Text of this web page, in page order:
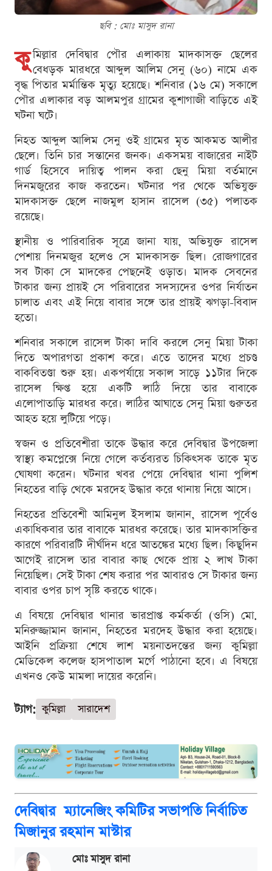
ছবি : মোঃ মাসুদ রানা
কু মিল্লার দেবিদ্বার পৌর এলাকায় মাদকাসক্ত ছেলের
বেধড়ক মারধরে আব্দুল আলিম সেনু (৬০) নামে এক
বৃদ্ধ পিতার মর্মান্তিক মৃত্যু হয়েছে। শনিবার (১৬ মে) সকালে
পৌর এলাকার বড় আলমপুর গ্রামের কুশাগাজী বাড়িতে এই
ঘটনা ঘটে।
​নিহত আব্দুল আলিম সেনু ওই গ্রামের মৃত আকমত আলীর
ছেলে। তিনি চার সন্তানের জনক। একসময় বাজারের নাইট
গার্ড হিসেবে দায়িত্ব পালন করা ছেনু মিয়া বর্তমানে
দিনমজুরের কাজ করতেন। ঘটনার পর থেকে অভিযুক্ত
মাদকাসক্ত ছেলে নাজমুল হাসান রাসেল (৩৫) পলাতক
রয়েছে।
​স্থানীয় ও পারিবারিক সূত্রে জানা যায়, অভিযুক্ত রাসেল
পেশায় দিনমজুর হলেও সে মাদকাসক্ত ছিল। রোজগারের
সব টাকা সে মাদকের পেছনেই ওড়াত। মাদক সেবনের
টাকার জন্য প্রায়ই সে পরিবারের সদস্যদের ওপর নির্যাতন
চালাত এবং এই নিয়ে বাবার সঙ্গে তার প্রায়ই ঝগড়া-বিবাদ
হতো।
​শনিবার সকালে রাসেল টাকা দাবি করলে সেনু মিয়া টাকা
দিতে অপারগতা প্রকাশ করে। এ‌তে তাদের মধ্যে প্রচণ্ড
বাকবিতণ্ডা শুরু হয়। একপর্যায়ে সকাল সাড়ে ১১টার দিকে
রাসেল ক্ষিপ্ত হয়ে একটি লাঠি দিয়ে তার বাবাকে
এলোপাতাড়ি মারধর করে। লাঠির আঘাতে সেনু মিয়া গুরুতর
আহত হয়ে লু‌টি‌য়ে প‌ড়ে।
স্বজন ও প্রতিবেশীরা তাকে উদ্ধার করে দেবিদ্বার উপজেলা
স্বাস্থ্য কমপ্লেক্সে নিয়ে গে‌লে কর্তব্যরত চিকিৎসক তাকে মৃত
ঘোষণা করেন। ঘটনার খবর পেয়ে দেবিদ্বার থানা পুলিশ
নিহতের বাড়ি থেকে মরদেহ উদ্ধার করে থানায় নিয়ে আসে।
নিহতের প্রতিবেশী আমিনুল ইসলাম জানান, রাসেল পূর্বেও
একাধিকবার তার বাবাকে মারধর করেছে। তার মাদকাসক্তির
কারণে পরিবারটি দীর্ঘদিন ধরে আতঙ্কের মধ্যে ছিল। কিছুদিন
আগেই রাসেল তার বাবার কাছ থেকে প্রায় ২ লাখ টাকা
নিয়েছিল। সেই টাকা শেষ করার পর আবারও সে টাকার জন্য
বাবার ওপর চাপ সৃষ্টি করতে থাকে।
​এ বিষয়ে দেবিদ্বার থানার ভারপ্রাপ্ত কর্মকর্তা (ওসি) মো.
মনিরুজ্জামান জানান, নিহ‌তের মরদেহ উদ্ধার করা হয়েছে।
আইনি প্রক্রিয়া শেষে লাশ ময়নাতদন্তের জন্য কুমিল্লা
মেডিকেল কলেজ হাসপাতাল মর্গে পাঠানো হবে। এ বিষ‌য়ে
এখনও কেউ মামলা দায়ের করে‌নি।
ট্যাগ: কুমিল্লা সারাদেশ
দেবিদ্বার ম্যানেজিং কমিটির সভাপতি নির্বাচিত
মিজানুর রহমান মাস্টার
মোঃ মাসুদ রানা